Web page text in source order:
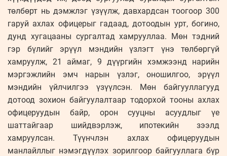
төлбөрт нь дэмжлэг үзүүлж, давхардсан тоогоор 300
гаруй ахлах офицерыг гадаад, дотоодын урт, богино,
дунд хугацааны сургалтад хамрууллаа. Мөн тэдний
гэр бүлийг эрүүл мэндийн үзлэгт үнэ төлбөргүй
хамруулж, 21 аймаг, 9 дүүргийн хэмжээнд нарийн
мэргэжлийн эмч нарын үзлэг, оношилгоо, эрүүл
мэндийн үйлчилгээ үзүүлсэн. Мөн байгууллагууд
дотоод зохион байгуулалтаар тодорхой тооны ахлах
офицеруудын байр, орон сууцны асуудлыг үе
шаттайгаар шийдвэрлэж, ипотекийн зээлд
хамруулсан. Түүнчлэн ахлах офицеруудын
манлайллыг нэмэгдүүлэх зорилгоор байгууллага бүр